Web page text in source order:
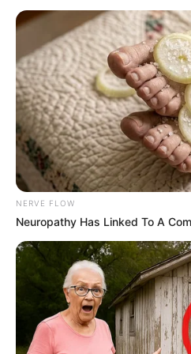
kommunikációs és politikai
hivatkozási alap lehet. Ha a
néhány kritikus vagy
meg, azokat a szereplők
beemelik majd a saját
Ez az ügy egyik
Bizottság véleménye
Tamás sorsáról, nem állít
szüntet meg mandátumot,
magyar intézményeket. A
hogyan használják majd
megszülető szöveget. A
jöhet egy olyan
hivatkozni lehet, miközben
évtizedben a kormánypárt
NERVE FLOW
Neuropathy Has Linked To A